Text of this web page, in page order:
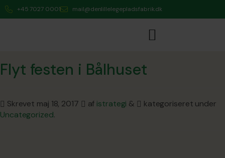
+45 7027 0001 mail@denlillelegepladsfabrik.dk
Flyt festen i Bålhuset
Skrevet maj 18, 2017 af istrategi &
kategoriseret under
Uncategorized.